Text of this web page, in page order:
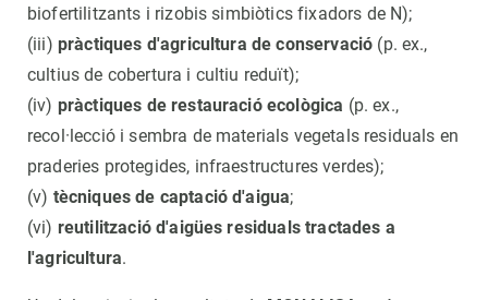
biofertilitzants i rizobis simbiòtics fixadors de N);
(iii) pràctiques d'agricultura de conservació (p. ex.,
cultius de cobertura i cultiu reduït);
(iv) pràctiques de restauració ecològica (p. ex.,
recol·lecció i sembra de materials vegetals residuals en
praderies protegides, infraestructures verdes);
(v) tècniques de captació d'aigua;
(vi) reutilització d'aigües residuals tractades a
l'agricultura.